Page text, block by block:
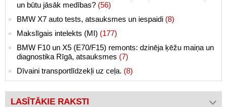
un būtu jāsāk medības? (56)
BMW X7 auto tests, atsauksmes un iespaidi (8)
Makslīgais intelekts (MI) (177)
BMW F10 un X5 (E70/F15) remonts: dzinēja ķēžu maiņa un
diagnostika Rīgā, atsauksmes (7)
Dīvaini transportlīdzekļi uz ceļa. (8)
LASĪTĀKIE RAKSTI